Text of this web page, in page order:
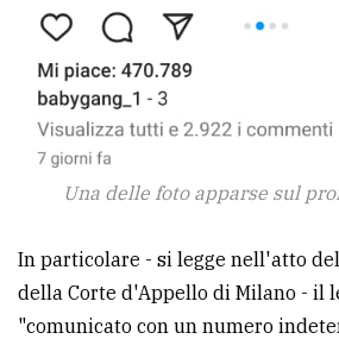
Una delle foto apparse sul
In particolare - si legge nell'atto
della Corte d'Appello di Milano - il
"comunicato con un numero